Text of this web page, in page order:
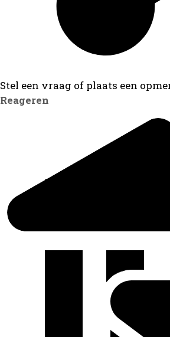
Stel een vraag of plaats een
Reageren